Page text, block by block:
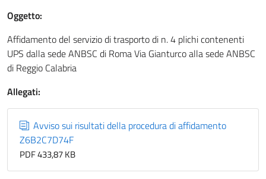
Oggetto:
Affidamento del servizio di trasporto di n. 4 plichi contenenti
UPS dalla sede ANBSC di Roma Via Gianturco alla sede ANBSC
di Reggio Calabria
Allegati:
Avviso sui risultati della procedura di affidamento
Z6B2C7D74F
PDF 433,87 KB